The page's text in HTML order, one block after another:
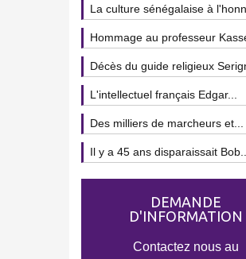
La culture sénégalaise à
Hommage au professeur
Décès du guide religieux
L'intellectuel français Edgar...
Des milliers de marcheurs et...
Il y a 45 ans disparaissait Bob...
DEMANDE
D'INFORMATION
Contactez nous au